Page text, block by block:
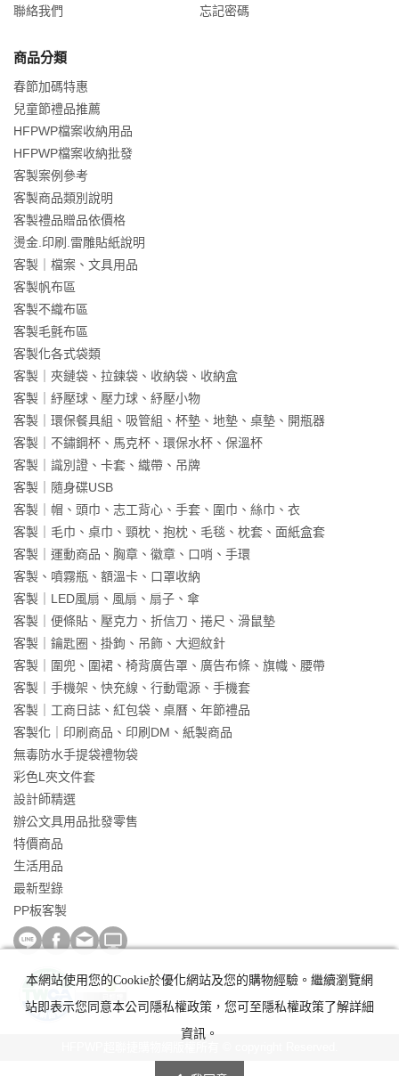
聯絡我們
忘記密碼
商品分類
春節加碼特惠
兒童節禮品推薦
HFPWP檔案收納用品
HFPWP檔案收納批發
客製案例參考
客製商品類別說明
客製禮品贈品依價格
燙金.印刷.雷雕貼紙說明
客製｜檔案、文具用品
客製帆布區
客製不織布區
客製毛氈布區
客製化各式袋類
客製｜夾鏈袋、拉鍊袋、收納袋、收納盒
客製｜紓壓球、壓力球、紓壓小物
客製｜環保餐具組、吸管組、杯墊、地墊、桌墊、開瓶器
客製｜不鏽鋼杯、馬克杯、環保水杯、保溫杯
客製｜識別證、卡套、織帶、吊牌
客製｜隨身碟USB
客製｜帽、頭巾、志工背心、手套、圍巾、絲巾、衣
客製｜毛巾、桌巾、頸枕、抱枕、毛毯、枕套、面紙盒套
客製｜運動商品、胸章、徽章、口哨、手環
客製、噴霧瓶、額溫卡、口罩收納
客製｜LED風扇、風扇、扇子、傘
客製｜便條貼、壓克力、折信刀、捲尺、滑鼠墊
客製｜鑰匙圈、掛鉤、吊飾、大迴紋針
客製｜圍兜、圍裙、椅背廣告罩、廣告布條、旗幟、腰帶
客製｜手機架、快充線、行動電源、手機套
客製｜工商日誌、紅包袋、桌曆、年節禮品
客製化｜印刷商品、印刷DM、紙製商品
無毒防水手提袋禮物袋
彩色L夾文件套
設計師精選
辦公文具用品批發零售
特價商品
生活用品
最新型錄
PP板客製
本網站使用您的Cookie於優化網站及您的購物經驗。繼續瀏覽網
站即表示您同意本公司隱私權政策，您可至隱私權政策了解詳細
資訊。